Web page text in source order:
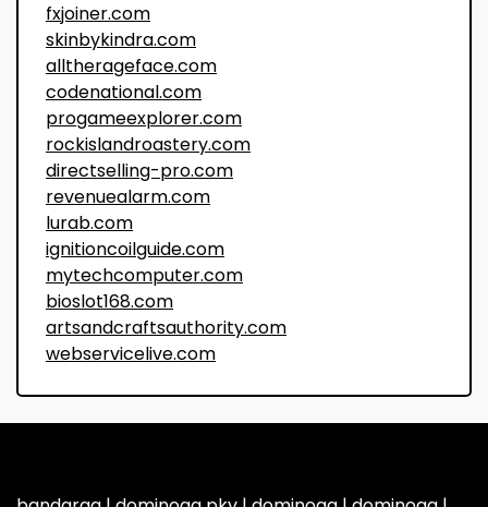
fxjoiner.com
skinbykindra.com
alltherageface.com
codenational.com
progameexplorer.com
rockislandroastery.com
directselling-pro.com
revenuealarm.com
lurab.com
ignitioncoilguide.com
mytechcomputer.com
bioslot168.com
artsandcraftsauthority.com
webservicelive.com